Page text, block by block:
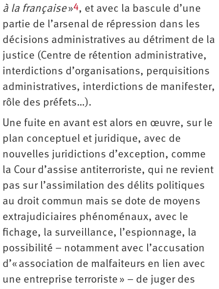
à la française»4, et avec la bascule d’une
partie de l’arsenal de répression dans les
décisions administratives au détriment de la
justice (Centre de rétention administrative,
interdictions d’organisations, perquisitions
administratives, interdictions de manifester,
rôle des préfets…).
Une fuite en avant est alors en œuvre, sur le
plan conceptuel et juridique, avec de
nouvelles juridictions d’exception, comme
la Cour d’assise antiterroriste, qui ne revient
pas sur l’assimilation des délits politiques
au droit commun mais se dote de moyens
extrajudiciaires phénoménaux, avec le
fichage, la surveillance, l’espionnage, la
possibilité – notamment avec l’accusation
d’« association de malfaiteurs en lien avec
une entreprise terroriste » – de juger des